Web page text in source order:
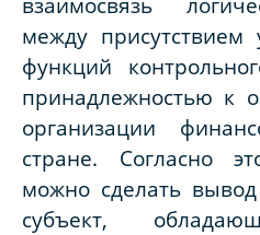
между присутствием
функций
принадлежностью к
организации
стране. Согласно
можно сделать
субъект,